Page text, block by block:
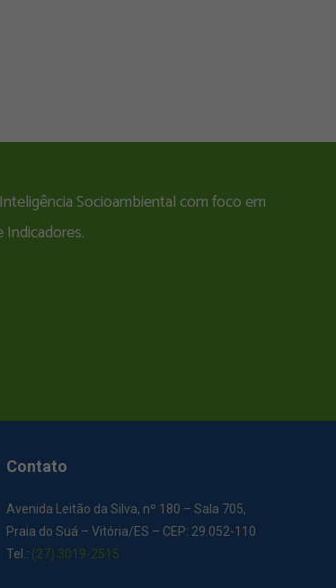
Socioambiental com foco em
Contato
Avenida Leitão da Silva, nº 180 – Sala 705,
Praia do Suá – Vitória/ES – CEP: 29.052-110
Tel.: (27) 3019-2515